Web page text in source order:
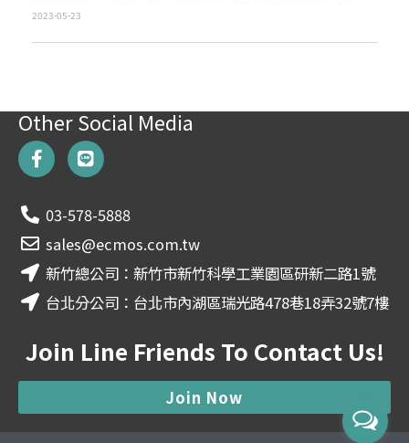
2023-05-23
Other Social Media
F
a
c
b
o
o
k
-
f
L
i
n
e
03-578-5888
sales@ecmos.com.tw
新竹總公司：新竹市新竹科學工業園區研新二路1號
台北分公司：台北市內湖區瑞光路478巷18弄32號7樓
Join Line Friends To Contact Us!
Join Now